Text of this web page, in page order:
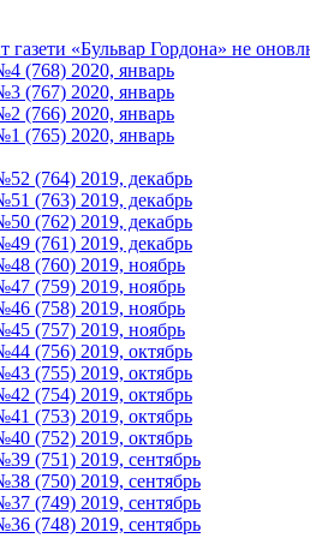
газети «Бульвар Гордона» не
(768) 2020, январь
(767) 2020, январь
(766) 2020, январь
(765) 2020, январь
(764) 2019, декабрь
(763) 2019, декабрь
(762) 2019, декабрь
(761) 2019, декабрь
(760) 2019, ноябрь
(759) 2019, ноябрь
(758) 2019, ноябрь
(757) 2019, ноябрь
(756) 2019, октябрь
(755) 2019, октябрь
(754) 2019, октябрь
(753) 2019, октябрь
(752) 2019, октябрь
(751) 2019, сентябрь
(750) 2019, сентябрь
(749) 2019, сентябрь
(748) 2019, сентябрь